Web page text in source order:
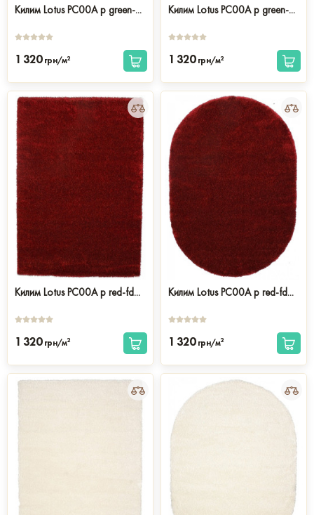
Килим Lotus PC00A p green-...
1 320 грн/м2
Килим Lotus PC00A p green-...
1 320 грн/м2
Килим Lotus PC00A p red-fd...
1 320 грн/м2
Килим Lotus PC00A p red-fd...
1 320 грн/м2